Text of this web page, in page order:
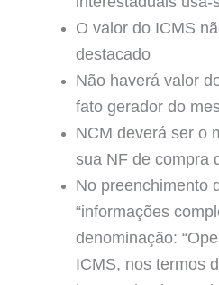
O valor do ICMS
destacado
Não haverá valor
fato gerador do
NCM deverá ser o
sua NF de compra
No preenchimento
“informações
denominação:
ICMS, nos termos